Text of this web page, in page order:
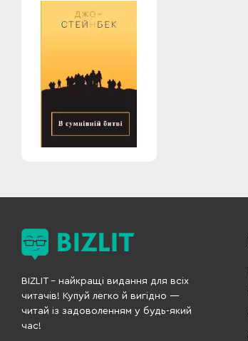
BIZLIT – найкращі видання для всіх
читачів! Купуй легко й вигідно —
читай із задоволенням у будь-який
час!